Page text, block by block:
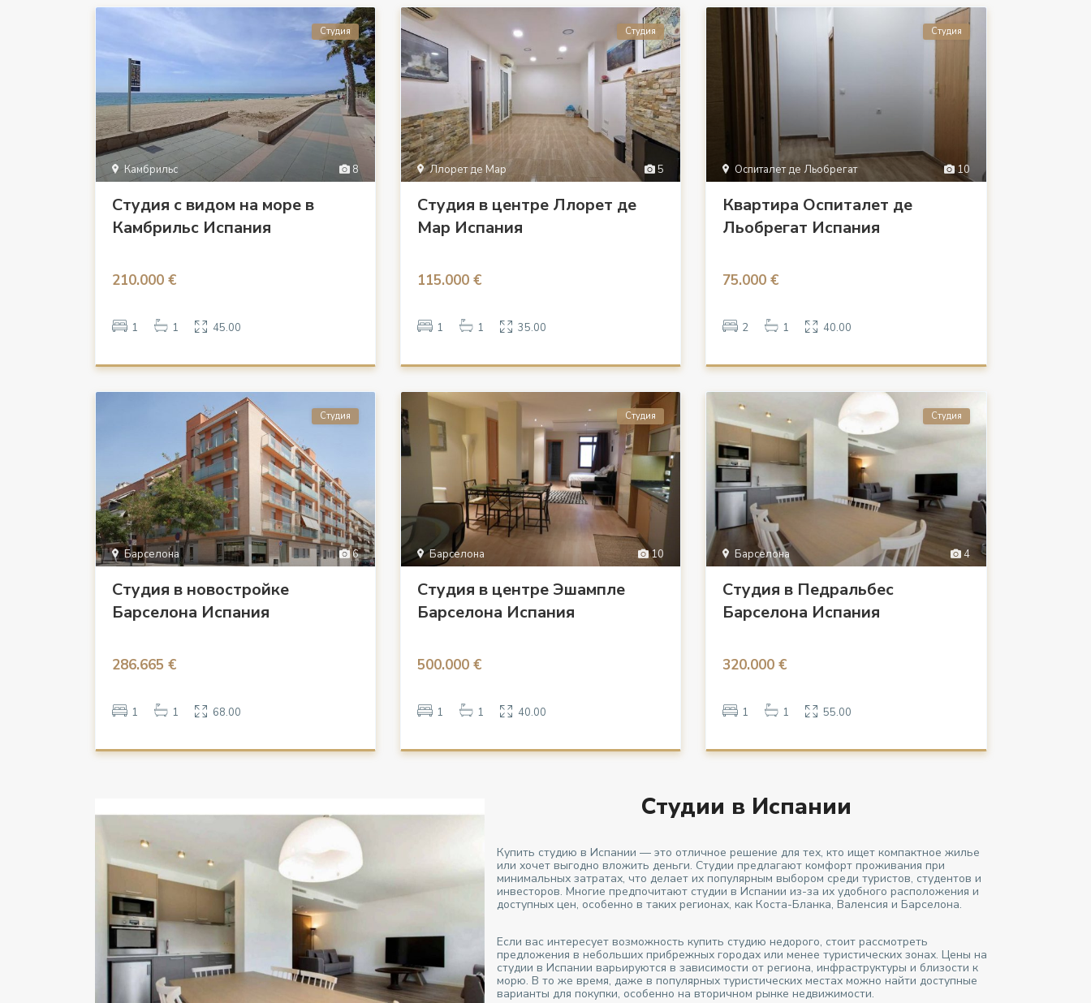
8
Камбрильс
Студия
Студия с видом на море в
Камбрильс Испания
210.000 €
1 1 45.00
5
Ллорет де Мар
Студия
Студия в центре Ллорет де
Мар Испания
115.000 €
1 1 35.00
10
Оспиталет де Льобрегат
Студия
Квартира Оспиталет де
Льобрегат Испания
75.000 €
2 1 40.00
6
Барселона
Студия
Студия в новостройке
Барселона Испания
286.665 €
1 1 68.00
10
Барселона
Студия
Студия в центре Эшампле
Барселона Испания
500.000 €
1 1 40.00
4
Барселона
Студия
Студия в Педральбес
Барселона Испания
320.000 €
1 1 55.00
Студии в Испании
Купить студию в Испании — это отличное решение для тех, кто ищет компактное жилье
или хочет выгодно вложить деньги. Студии предлагают комфорт проживания при
минимальных затратах, что делает их популярным выбором среди туристов, студентов и
инвесторов. Многие предпочитают студии в Испании из-за их удобного расположения и
доступных цен, особенно в таких регионах, как Коста-Бланка, Валенсия и Барселона.
Если вас интересует возможность купить студию недорого, стоит рассмотреть
предложения в небольших прибрежных городах или менее туристических зонах. Цены на
студии в Испании варьируются в зависимости от региона, инфраструктуры и близости к
морю. В то же время, даже в популярных туристических местах можно найти доступные
варианты для покупки, особенно на вторичном рынке недвижимости.